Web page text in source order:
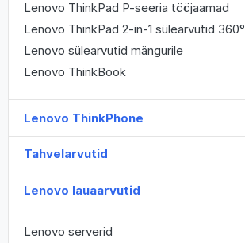
Lenovo ThinkPad P-seeria tööjaamad
Lenovo ThinkPad 2-in-1 sülearvutid 360°
Lenovo sülearvutid mängurile
Lenovo ThinkBook
Lenovo ThinkPhone
Tahvelarvutid
Lenovo lauaarvutid
Lenovo serverid